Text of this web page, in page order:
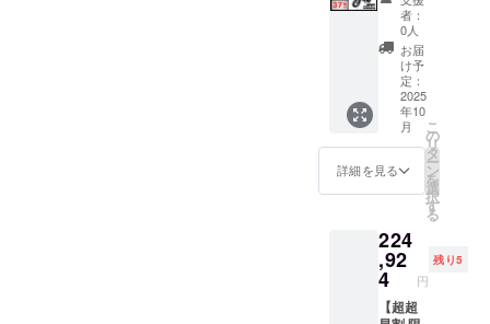
くださ
い。 ※
ご注文
状況、
使用部
材の供
給状
況、製
造工程
上の都
合等に
より出
が遅れ
る場合
があり
ます。
●原動機
プショ
ンで別
に購入
する必
要があ
りま
す。 ※
製品の
品質向
上と改
良によ
り、デ
ン・仕
様は変
更にな
る可能
性もご
前に弊
社の
ホーム
ページ
にて追
加の離
島送料
11,000
円(税込
み)をお
払う必
要があ
す。ご
注意く
ださ
い。 ※
組立完
円を含
んだ金
額で
す。 ※
離島
（北海
道、沖
縄、離
島在住
の方向
け）の
追加送
CAMPF
IREをご
注文さ
れた
後、商
でブラ
ウン色
に変更
できま
す。) ●
一般販
売予定
価格：
327,800
円の
37%OF
F ※箱入
ドル
バーと
前輪の
取付け
が必要)
ラスミ
ライ
RHINO
バイク
原付一
種500W
モデル
×1台 ●
カ
ラー：
アバン
ク (サド
ル色は
ブラッ
クにな
りま
者：
0人
お届
け予
定：
2025
年10
月
詳細を見る
こ
の
リ
タ
ー
ン
を
選
択
す
る
224
,92
4 円
残り5
【超超